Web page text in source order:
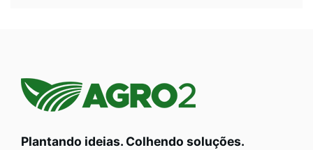
Plantando ideias. Colhendo soluções.